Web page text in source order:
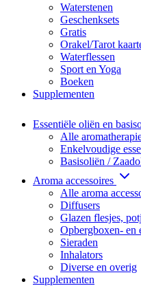
Waterstenen
Geschenksets
Gratis
Orakel/Tarot
Waterflessen
Sport en Yoga
Boeken
Supplementen
Essentiële oliën en
Alle
Enkelvoudige
Basisoliën /
Aroma accessoires
Alle aroma
Diffusers
Glazen flesjes,
Opbergboxen- en
Sieraden
Inhalators
Diverse en overig
Supplementen